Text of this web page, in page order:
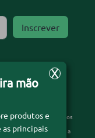
como usamos seus dados
cancelar a assinatura a
X
mão
produtos e
as principais